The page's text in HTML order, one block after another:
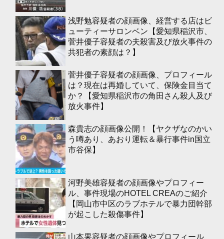
浅野勉容疑者の顔画像、経営する店はビ
ューティーサロンベン【愛知県稲沢市、
菅井優子容疑者の夫殺害及び放火事件の
共犯者の素顔は？】
菅井優子容疑者の顔画像、プロフィール
は？現在は再婚していて、保険金目当て
か？【愛知県稲沢市の角田さん殺人及び
放火事件】
森貴志の顔画像公開！【ヤクザなのかい
う噂あり、あおり運転＆暴行事件in国立
市谷保】
河野美雄容疑者の顔画像やプロフィー
ル、事件現場のHOTEL CREAのご紹介
【岡山市中区のラブホテルで暴力団幹部
が起こした殺傷事件】
山本果容疑者の顔画像やプロフィール、